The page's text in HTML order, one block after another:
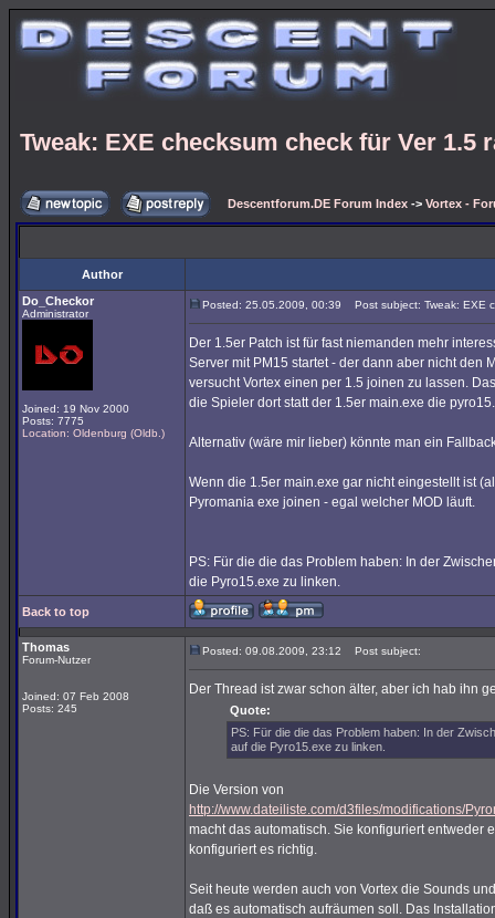
Tweak: EXE checksum check für Ver 1.5
Descentforum.DE Forum Index -> Vortex -
Author
Do_Checkor
Administrator
Joined: 19 Nov 2000
Posts: 7775
Location: Oldenburg (Oldb.)
Posted: 25.05.2009, 00:39 Post subject: Tweak: EXE
Der 1.5er Patch ist für fast niemanden mehr
Server mit PM15 startet - der dann aber nicht den
versucht Vortex einen per 1.5 joinen zu lassen.
die Spieler dort statt der 1.5er main.exe die
Alternativ (wäre mir lieber) könnte man ein
Wenn die 1.5er main.exe gar nicht eingestellt ist
Pyromania exe joinen - egal welcher MOD läuft.
PS: Für die die das Problem haben: In der
die Pyro15.exe zu linken.
Back to top
Thomas
Forum-Nutzer
Joined: 07 Feb 2008
Posts: 245
Posted: 09.08.2009, 23:12 Post subject:
Der Thread ist zwar schon älter, aber ich hab ihn
Quote:
PS: Für die die das Problem haben: In der
auf die Pyro15.exe zu linken.
Die Version von
http://www.dateiliste.com/d3files/modifications/
macht das automatisch. Sie konfiguriert entweder
konfiguriert es richtig.
Seit heute werden auch von Vortex die Sounds
daß es automatisch aufräumen soll. Das